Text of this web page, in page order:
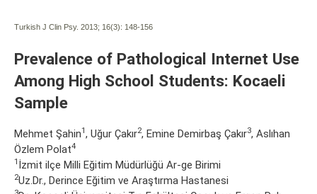
Turkish J Clin Psy. 2013; 16(3): 148-156
Prevalence of Pathological Internet Use
Among High School Students: Kocaeli
Sample
Mehmet Şahin1, Uğur Çakır2, Emine Demirbaş Çakır3, Aslıhan
Özlem Polat4
1 İzmit ilçe Milli Eğitim Müdürlüğü Ar-ge Birimi
2Uz.Dr., Derince Eğitim ve Araştırma Hastanesi